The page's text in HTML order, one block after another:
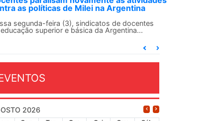
Solidariedade Internacionalista com Cuba
O ANDES-SN conclama suas seções sindicais e o
2026